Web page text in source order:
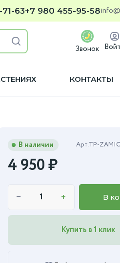
63+7 980 455-95-58
Звонок
КОНТАКТЫ
В наличии Арт.TP-
4 950₽
− + В
Купить в 1 клик